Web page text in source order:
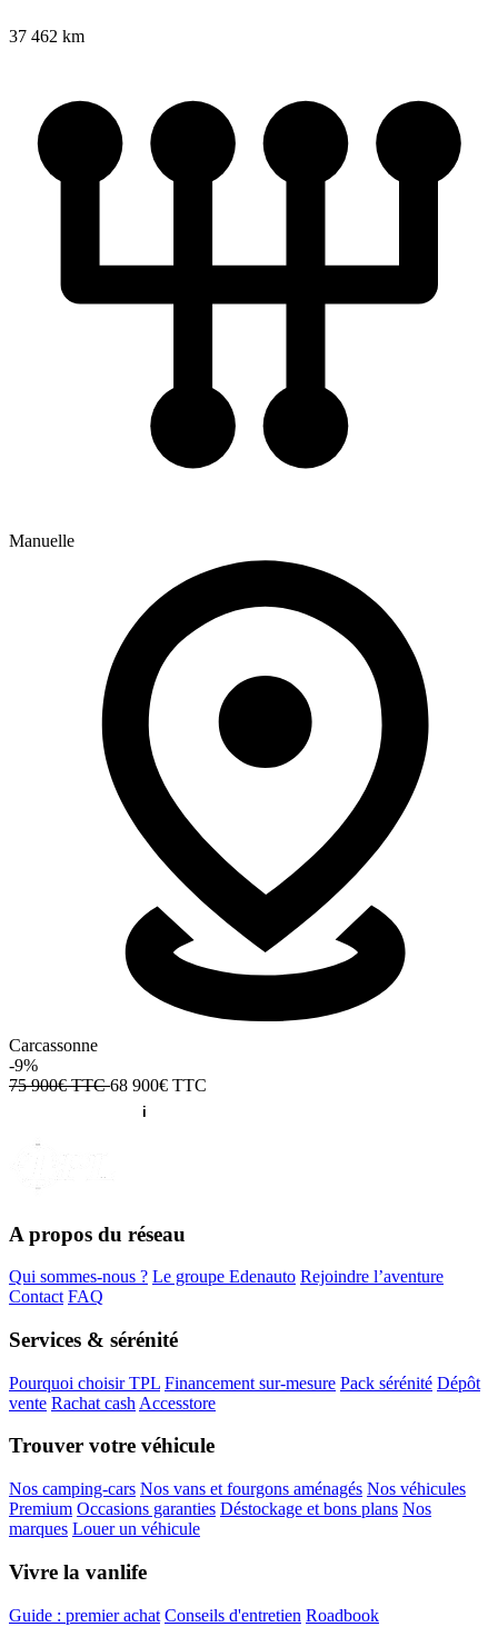
37 462 km
Manuelle
Carcassonne
-9%
75 900€ TTC68 900€ TTC
A propos du réseau
Qui sommes-nous ? Le groupe Edenauto Rejoindre l’aventure
Contact FAQ
Services & sérénité
Pourquoi choisir TPL Financement sur-mesure Pack sérénité Dépôt
vente Rachat cash Accesstore
Trouver votre véhicule
Nos camping-cars Nos vans et fourgons aménagés Nos véhicules
Premium Occasions garanties Déstockage et bons plans Nos
marques Louer un véhicule
Vivre la vanlife
Guide : premier achat Conseils d'entretien Roadbook